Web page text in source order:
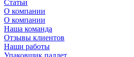
Статьи
О компании
О компании
Наша команда
Отзывы клиентов
Наши работы
Упаковщик паллет